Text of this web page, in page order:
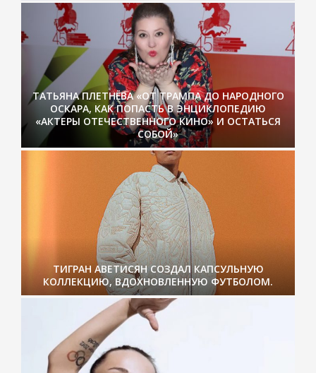
ТАТЬЯНА ПЛЕТНЁВА «ОТ ТРАМПА ДО НАРОДНОГО
ОСКАРА, КАК ПОПАСТЬ В ЭНЦИКЛОПЕДИЮ
«АКТЕРЫ ОТЕЧЕСТВЕННОГО КИНО» И ОСТАТЬСЯ
СОБОЙ»
ТИГРАН АВЕТИСЯН СОЗДАЛ КАПСУЛЬНУЮ
КОЛЛЕКЦИЮ, ВДОХНОВЛЕННУЮ ФУТБОЛОМ.